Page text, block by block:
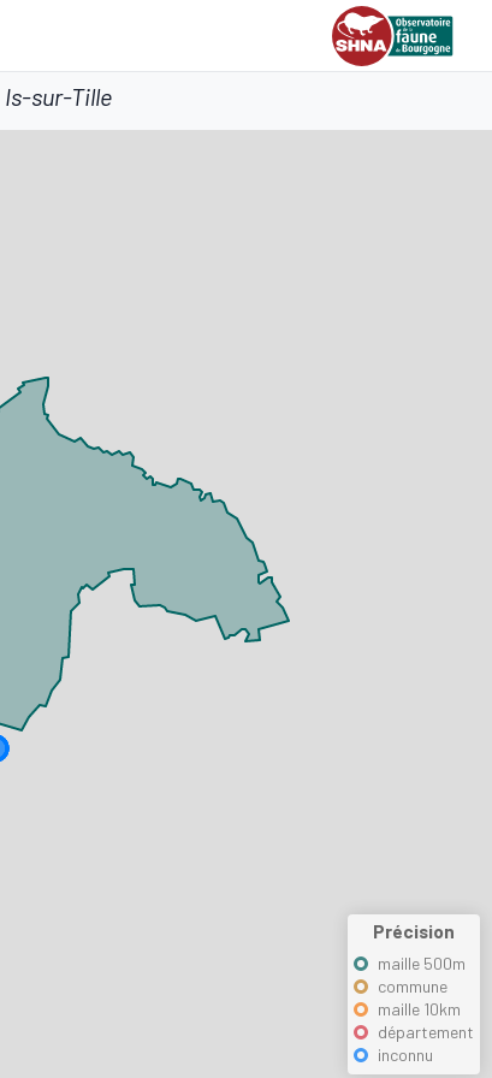
Is-sur-Tille
Précision
maille 500m
commune
maille 10km
département
inconnu